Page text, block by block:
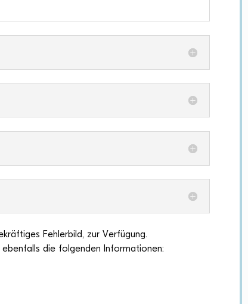
Feh­ler­bild, zur Ver­fü­gung.
die fol­gen­den Informationen: